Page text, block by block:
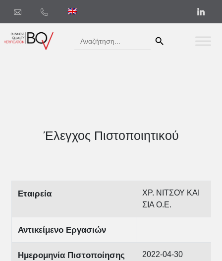
Search
for:
Έλεγχος Πιστοποιητικού
Εταιρεία
ΧΡ. ΝΙΤΣΟΥ ΚΑΙ
ΣΙΑ Ο.Ε.
Αντικείμενο Εργασιών
Ημερομηνία Πιστοποίησης 2022-04-30